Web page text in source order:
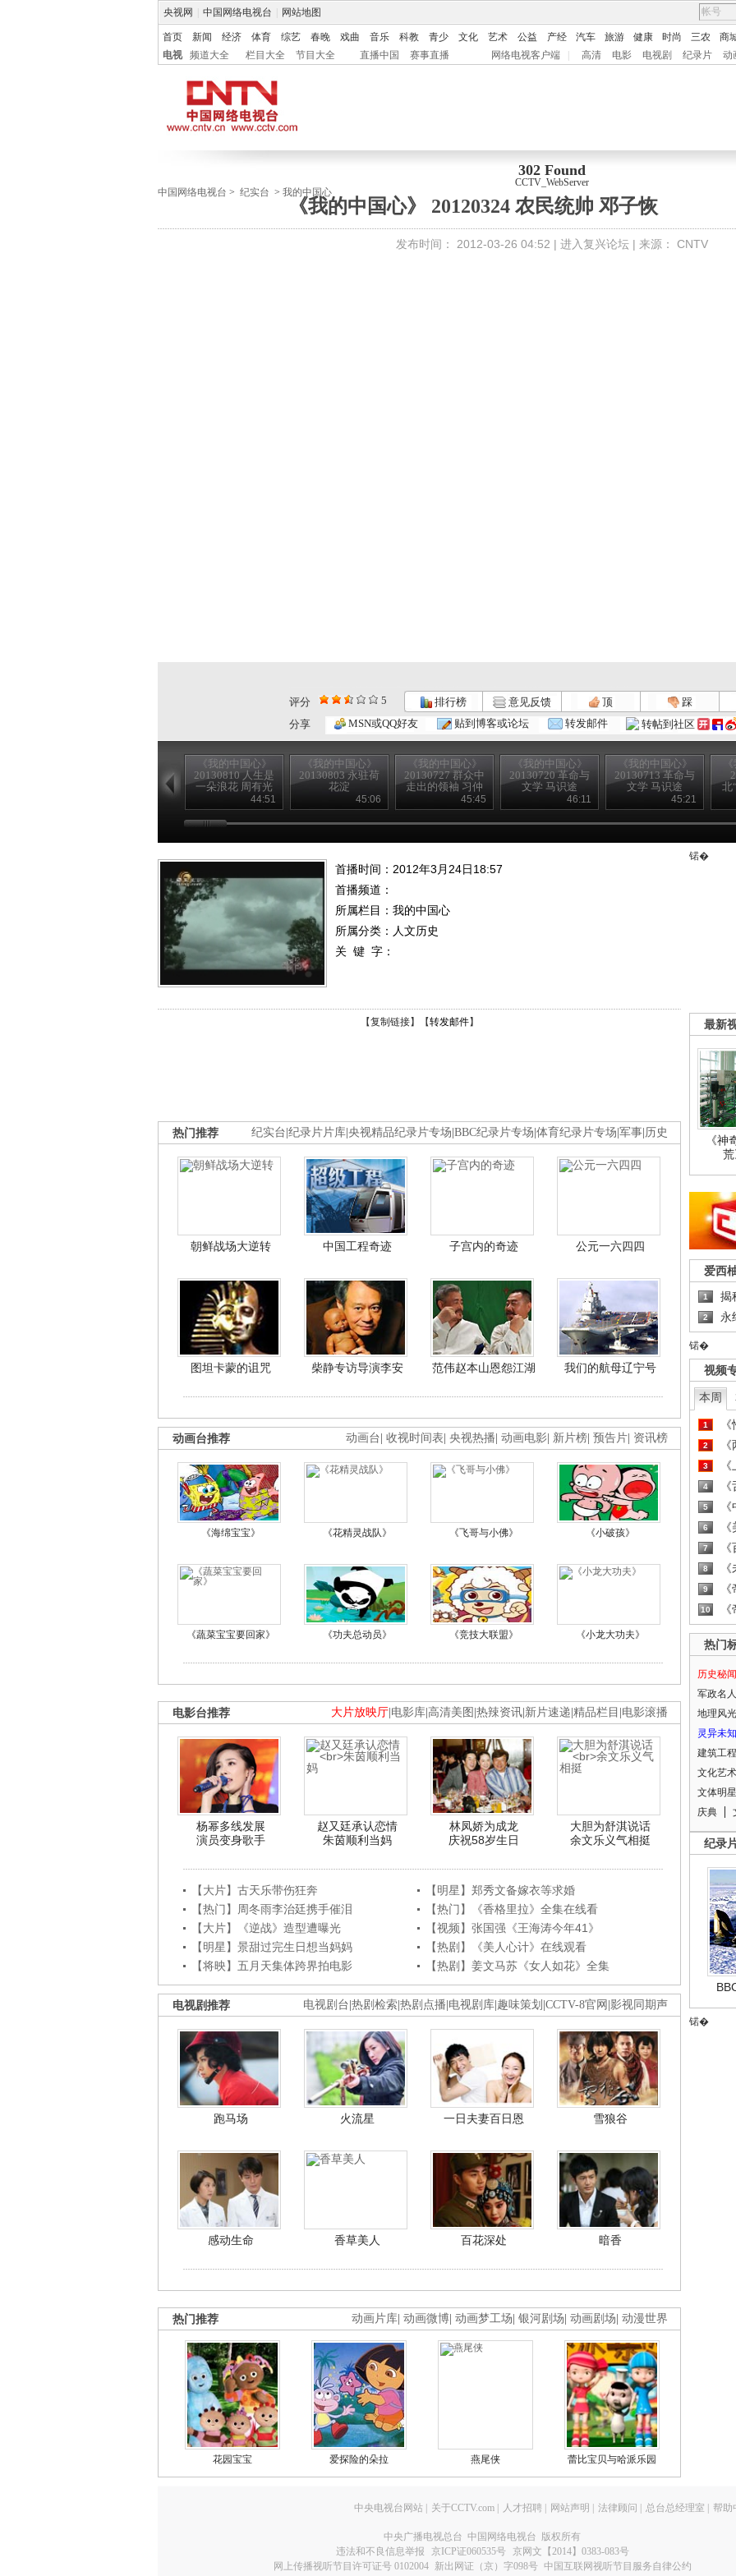
央视网 中国网络电视台 网站地图
首页 新闻 经济 体育 综艺 春晚 戏曲 音乐 科教 青少 文化 艺术 公益 产经 汽车 旅游 健康 时尚 三农
商
电视
频道大全 栏目大全 节目大全 直播中国 赛事直播 网络电视客户端 高清 电影 电视剧 纪录片 动
302 Found
CCTV_WebServer
中国网络电视台 > 纪实台 > 我的中国心
《我的中国心》 20120324 农民统帅 邓子恢
发布时间： 2012-03-26 04:52 | 进入复兴论坛 | 来源： CNTV
评分 5 排行榜 意见反馈 顶
踩
分享
MSN或QQ好友 贴到博客或论坛 转发邮件 转帖到社区
《我的中国心》
20130810 人生是
一朵浪花 周有光
44:51
《我的中国心》
20130803 永驻荷
花淀
45:06
《我的中国心》
20130727 群众中
走出的领袖 习仲
45:45
《我的中国心》
20130720 革命与
文学 马识途
46:11
《我的中国心》
20130713 革命与
文学 马识途
45:21
北
首播时间：2012年3月24日18:57
首播频道：
所属栏目： 我的中国心
所属分类：人文历史
关 键 字：
【复制链接】【转发邮件】
纪实台 纪录片片库 央视精品纪录片专场 BBC纪录片专场 体育纪录片专场 军事 历史
热门推荐
朝鲜战场大逆转 中国工程奇迹 子宫内的奇迹 公元一六四四
图坦卡蒙的诅咒 柴静专访导演李安 范伟赵本山恩怨江湖 我们的航母辽宁号
动画台 收视时间表 央视热播 动画电影 新片榜 预告片 资讯榜
动画台推荐
《海绵宝宝》 《花精灵战队》 《飞哥与小佛》 《小破孩》
《蔬菜宝宝要回家》 《功夫总动员》 《竞技大联盟》 《小龙大功夫》
大片放映厅 电影库 高清美图 热辣资讯 新片速递 精品栏目 电影滚播
电影台推荐
杨幂多线发展
演员变身歌手
赵又廷承认恋情
朱茵顺利当妈
林凤娇为成龙
庆祝58岁生日
大胆为舒淇说话
余文乐义气相挺
【大片】古天乐带伤狂奔
【明星】郑秀文备嫁衣等求婚
【热门】周冬雨李治廷携手催泪
【热门】《香格里拉》全集在线看
【大片】《逆战》造型遭曝光
【视频】张国强《王海涛今年41》
【明星】景甜过完生日想当妈妈
【热剧】《美人心计》在线观看
【将映】五月天集体跨界拍电影
【热剧】姜文马苏《女人如花》全集
电视剧台 热剧检索 热剧点播 电视剧库 趣味策划 CCTV-8官网 影视同期声
电视剧推荐
跑马场 火流星 一日夫妻百日恩 雪狼谷
感动生命 香草美人 百花深处 暗香
动画片库 动画微博 动画梦工场 银河剧场 动画剧场 动漫世界
热门推荐
花园宝宝 爱探险的朵拉 燕尾侠 蕾比宝贝与哈派乐园
锘�
最新
《神
爱西
1 揭
2 永
锘�
视频
本周
1
2
3
4
5
6
7
8
9
10
热门
历史秘闻
军政名人
地理风光
灵异未知
建筑工程
文化艺术
文体明星
庆典
纪录
锘�
中央电视台网站 关于CCTV.com 人才招聘 网站声明 法律顾问 总台总经理室 帮助
中央广播电视总台 中国网络电视台 版权所有
违法和不良信息举报
京ICP证060535号
京网文【2014】0383-083号
网上传播视听节目许可证号 0102004 新出网证（京）字098号 中国互联网视听节目服务自律公约